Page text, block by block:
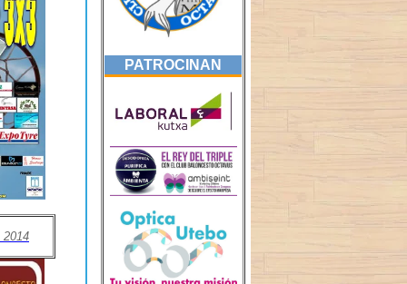
2014
PATROCINAN